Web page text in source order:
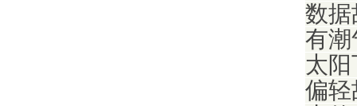
数据
有潮
太
偏轻